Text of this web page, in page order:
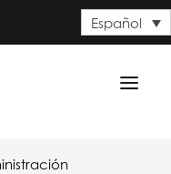
Español